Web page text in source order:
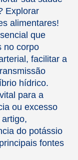
Explorar
alimentares!
que
no corpo
facilitar a
hídrico.
para a
ou excesso
do potássio
fontes